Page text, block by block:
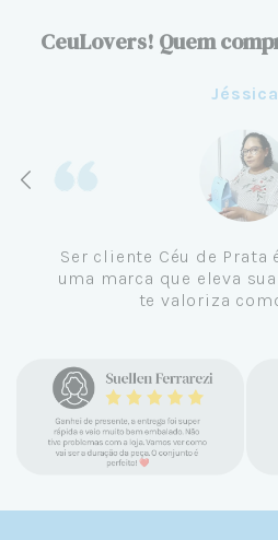
CeuLovers! Quem
Jéssica
Ser cliente Céu de Prata
uma marca que eleva
te valoriza